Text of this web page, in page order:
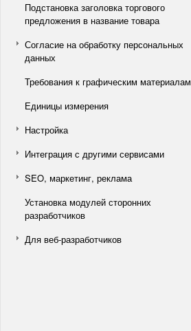
Подстановка заголовка торгового
предложения в название товара
Согласие на обработку персональных
данных
Требования к графическим материалам
Единицы измерения
Настройка
Интеграция с другими сервисами
SEO, маркетинг, реклама
Установка модулей сторонних
разработчиков
Для веб-разработчиков